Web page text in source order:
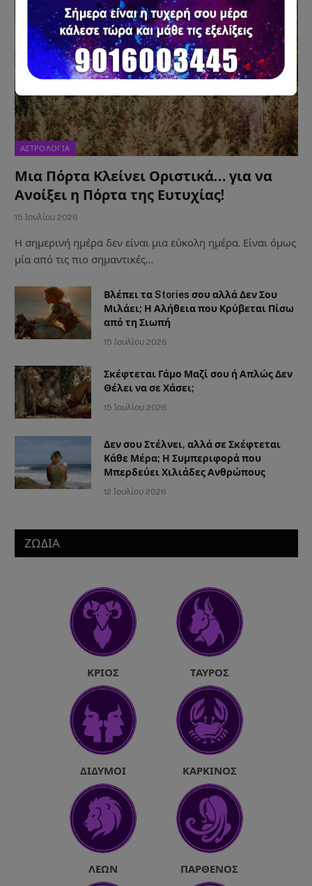
ΑΣΤΡΟΛΟΓΙΑ
Μια Πόρτα Κλείνει Οριστικά… για να
Ανοίξει η Πόρτα της Ευτυχίας!
15 Ιουλίου 2026
Η σημερινή ημέρα δεν είναι μια εύκολη ημέρα. Είναι όμως
μία από τις πιο σημαντικές…
Βλέπει τα Stories σου αλλά Δεν Σου
Μιλάει; Η Αλήθεια που Κρύβεται Πίσω
από τη Σιωπή
15 Ιουλίου 2026
Σκέφτεται Γάμο Μαζί σου ή Απλώς Δεν
Θέλει να σε Χάσει;
15 Ιουλίου 2026
Δεν σου Στέλνει, αλλά σε Σκέφτεται
Κάθε Μέρα; Η Συμπεριφορά που
Μπερδεύει Χιλιάδες Ανθρώπους
12 Ιουλίου 2026
ΖΩΔΙΑ
ΚΡΙΌΣ ΤΑΎΡΟΣ
ΔΊΔΥΜΟΙ ΚΑΡΚΊΝΟΣ
ΛΈΩΝ ΠΑΡΘΈΝΟΣ